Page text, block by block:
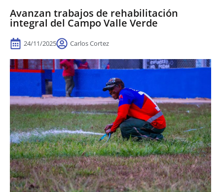
Avanzan trabajos de rehabilitación
integral del Campo Valle Verde
24/11/2025 Carlos Cortez